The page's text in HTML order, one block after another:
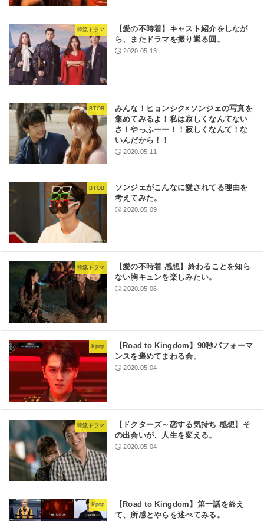
韓流ドラマ
【愛の不時着】キャスト紹介をしなが
ら、またドラマを振り返る回。
2020.05.13
BTOB
みんな！ヒョンシク×ソンジェの写真を
集めてみるよ！私は寂しくなんてない
さ！やっふーー！！寂しくなんて！な
いんだから！！
2020.05.11
BTOB
ソンジェがこんなに愛されてる理由を
考えてみた。
2020.05.09
韓流ドラマ
【愛の不時着 感想】終わることを知ら
ない胸キュンを楽しみたい。
2020.05.06
Kpop
【Road to Kingdom】90秒パフォーマ
ンスを褒めてまわる会。
2020.05.04
韓流ドラマ
【ドクターズ～恋する気持ち 感想】そ
の出会いが、人生を変える。
2020.05.04
Kpop
【Road to Kingdom】第一話を終え
て、所感とやらを述べてみる。